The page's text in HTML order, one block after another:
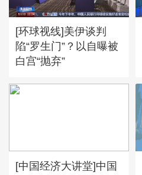
[环球视线]美伊谈判
陷“罗生门”？以自曝被
白宫“抛弃”
[中国经济大讲堂]中国